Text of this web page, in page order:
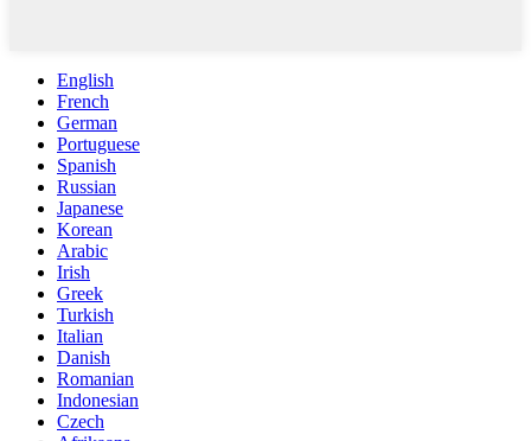
English
French
German
Portuguese
Spanish
Russian
Japanese
Korean
Arabic
Irish
Greek
Turkish
Italian
Danish
Romanian
Indonesian
Czech